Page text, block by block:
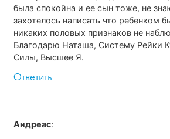
была спокойна и ее сын тоже, не
захотелось написать что ребенком
никаких половых признаков не
Благодарю Наташа, Систему Рейки
Силы, Высшее Я.
Ответить
Андреас: